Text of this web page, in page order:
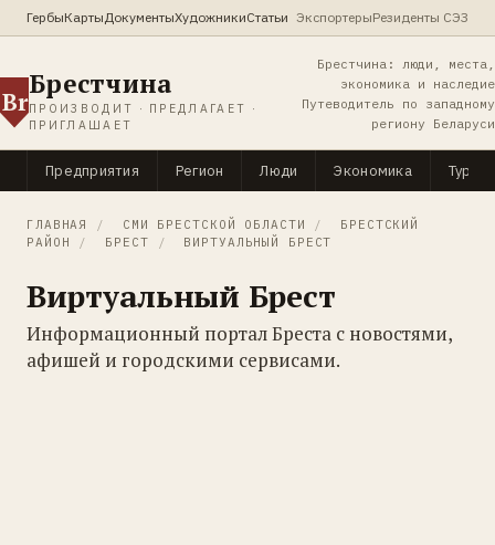
ГербыКартыДокументыХудожникиСтатьи ЭкспортерыРезиденты СЭЗ
Br
Брестчина
ПРОИЗВОДИТ · ПРЕДЛАГАЕТ ·
ПРИГЛАШАЕТ
Брестчина: люди, места,
экономика и наследие
Путеводитель по западному
региону Беларуси
Предприятия Регион Люди Экономика
ГЛАВНАЯ / СМИ БРЕСТСКОЙ ОБЛАСТИ /
БРЕСТСКИЙ
РАЙОН
/ БРЕСТ / ВИРТУАЛЬНЫЙ БРЕСТ
Виртуальный Брест
Информационный портал Бреста с новостями,
афишей и городскими сервисами.